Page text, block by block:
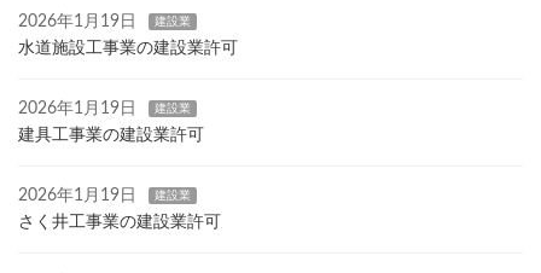
2026年1月19日 建設業
水道施設工事業の建設業許可
2026年1月19日 建設業
建具工事業の建設業許可
2026年1月19日 建設業
さく井工事業の建設業許可